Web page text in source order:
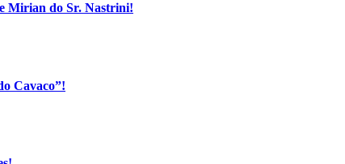
Mirian do Sr. Nastrini!
Cavaco”!